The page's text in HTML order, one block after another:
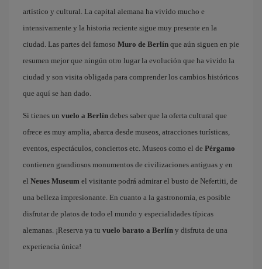
artístico y cultural. La capital alemana ha vivido mucho e
intensivamente y la historia reciente sigue muy presente en la
ciudad. Las partes del famoso Muro de Berlín que aún siguen en pie
resumen mejor que ningún otro lugar la evolución que ha vivido la
ciudad y son visita obligada para comprender los cambios históricos
que aquí se han dado.
Si tienes un vuelo a Berlín debes saber que la oferta cultural que
ofrece es muy amplia, abarca desde museos, atracciones turísticas,
eventos, espectáculos, conciertos etc. Museos como el de Pérgamo
contienen grandiosos monumentos de civilizaciones antiguas y en
el Neues Museum el visitante podrá admirar el busto de Nefertiti, de
una belleza impresionante. En cuanto a la gastronomía, es posible
disfrutar de platos de todo el mundo y especialidades típicas
alemanas. ¡Reserva ya tu vuelo barato a Berlín y disfruta de una
experiencia única!